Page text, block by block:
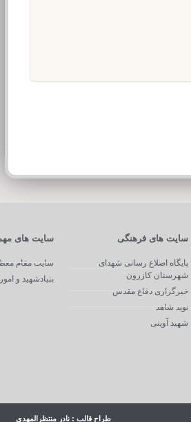
سایت های فرهنگی
پایگاه اصلاع رسانی شهدای
شهرستان کازرون
خبرگزاری دفاع مقدس
نوید شاهد
شهید آوینی
سایت های
سایت مقام
بنیادشهید و
طراح قالب : نادر منتظرالمهدی